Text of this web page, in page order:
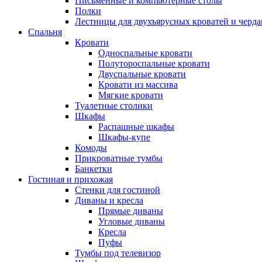
Полки
Лестницы для двухъярусных кроватей и
Спальня
Кровати
Односпальные кровати
Полутороспальные кровати
Двуспальные кровати
Кровати из массива
Мягкие кровати
Туалетные столики
Шкафы
Распашные шкафы
Шкафы-купе
Комоды
Прикроватные тумбы
Банкетки
Гостиная и прихожая
Стенки для гостиной
Диваны и кресла
Прямые диваны
Угловые диваны
Кресла
Пуфы
Тумбы под телевизор